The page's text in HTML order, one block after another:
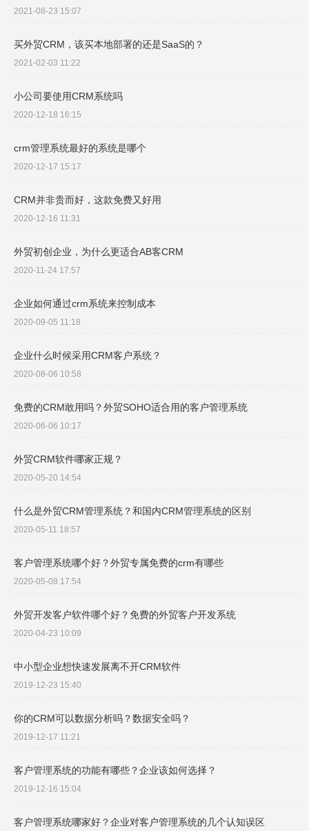
2021-08-23 15:07
买外贸CRM，该买本地部署的还是SaaS的？
2021-02-03 11:22
小公司要使用CRM系统吗
2020-12-18 16:15
crm管理系统最好的系统是哪个
2020-12-17 15:17
CRM并非贵而好，这款免费又好用
2020-12-16 11:31
外贸初创企业，为什么更适合AB客CRM
2020-11-24 17:57
企业如何通过crm系统来控制成本
2020-09-05 11:18
企业什么时候采用CRM客户系统？
2020-08-06 10:58
免费的CRM敢用吗？外贸SOHO适合用的客户管理系统
2020-06-06 10:17
外贸CRM软件哪家正规？
2020-05-20 14:54
什么是外贸CRM管理系统？和国内CRM管理系统的区别
2020-05-11 18:57
客户管理系统哪个好？外贸专属免费的crm有哪些
2020-05-08 17:54
外贸开发客户软件哪个好？免费的外贸客户开发系统
2020-04-23 10:09
中小型企业想快速发展离不开CRM软件
2019-12-23 15:40
你的CRM可以数据分析吗？数据安全吗？
2019-12-17 11:21
客户管理系统的功能有哪些？企业该如何选择？
2019-12-16 15:04
客户管理系统哪家好？企业对客户管理系统的几个认知误区